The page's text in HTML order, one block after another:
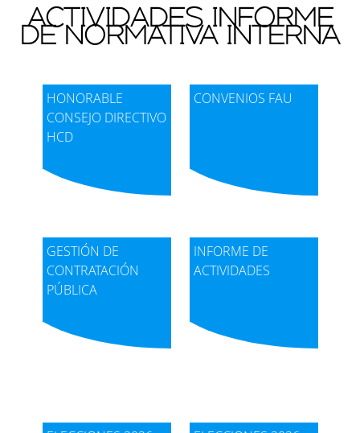
ACTIVIDADES INFORME
DE NORMATIVA INTERNA
HONORABLE
CONSEJO DIRECTIVO
HCD
CONVENIOS FAU
GESTIÓN DE
CONTRATACIÓN
PÚBLICA
INFORME DE
ACTIVIDADES